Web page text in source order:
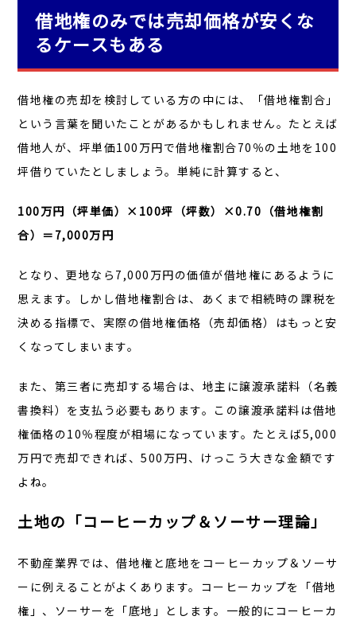
借地権のみでは売却価格が安くな
るケースもある
借地権の売却を検討している方の中には、「借地権割合」
という言葉を聞いたことがあるかもしれません。たとえば
借地人が、坪単価100万円で借地権割合70％の土地を100
坪借りていたとしましょう。単純に計算すると、
100万円（坪単価）×100坪（坪数）×0.70（借地権割
合）＝7,000万円
となり、更地なら7,000万円の価値が借地権にあるように
思えます。しかし借地権割合は、あくまで相続時の課税を
決める指標で、実際の借地権価格（売却価格）はもっと安
くなってしまいます。
また、第三者に売却する場合は、地主に譲渡承諾料（名義
書換料）を支払う必要もあります。この譲渡承諾料は借地
権価格の10％程度が相場になっています。たとえば5,000
万円で売却できれば、500万円、けっこう大きな金額です
よね。
土地の「コーヒーカップ＆ソーサー理論」
不動産業界では、借地権と底地をコーヒーカップ＆ソーサ
ーに例えることがよくあります。コーヒーカップを「借地
権」、ソーサーを「底地」とします。一般的にコーヒーカ